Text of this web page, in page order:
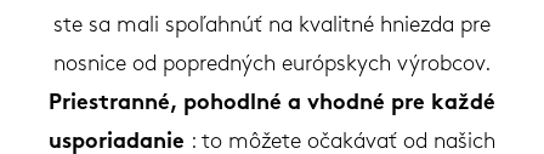
ste sa mali spoľahnúť na kvalitné hniezda pre
nosnice od popredných európskych výrobcov.
Priestranné, pohodlné a vhodné pre každé
usporiadanie : to môžete očakávať od našich